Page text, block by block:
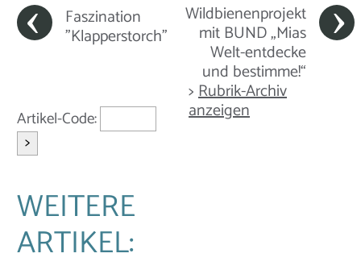
Faszination
"Klapperstorch"
Wildbienenprojekt
mit BUND „Mias
Welt-entdecke
und bestimme!“
Artikel-Code:
>
WEITERE
ARTIKEL:
>Rubrik-Archiv
anzeigen